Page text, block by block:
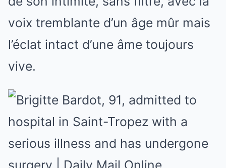
voix tremblante d’un âge mûr mais
l’éclat intact d’une âme toujours
vive.